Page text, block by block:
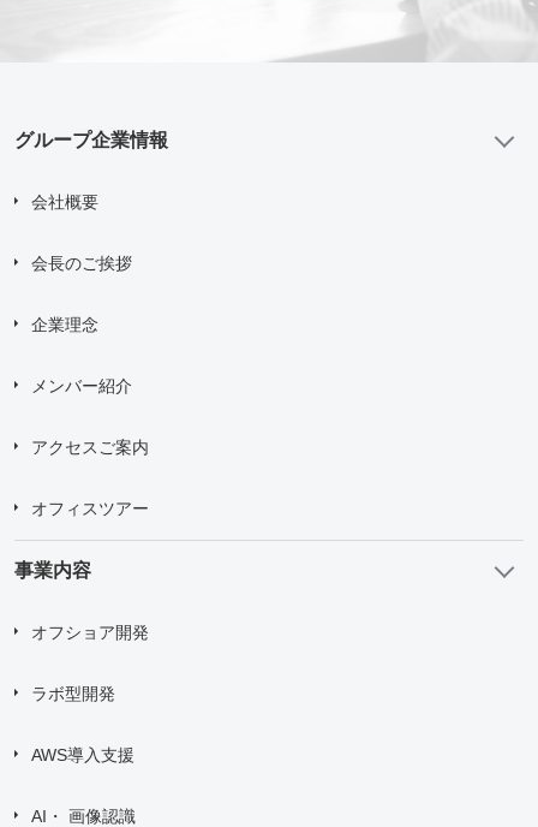
グループ企業情報
会社概要
会長のご挨拶
企業理念
メンバー紹介
アクセスご案内
オフィスツアー
事業内容
オフショア開発
ラボ型開発
AWS導入支援
AI・ 画像認識